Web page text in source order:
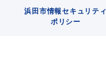
浜田市情報セキュリティ
ポリシー